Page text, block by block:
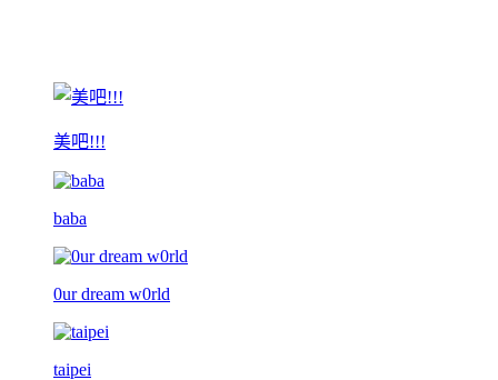
美吧!!!
baba
0ur dream w0rld
taipei